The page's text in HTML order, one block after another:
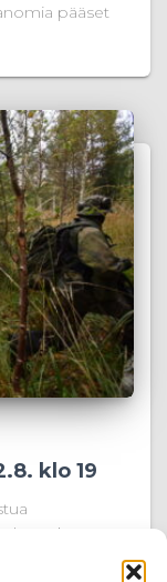
pääset
klo 19
mukaan
järjestetään